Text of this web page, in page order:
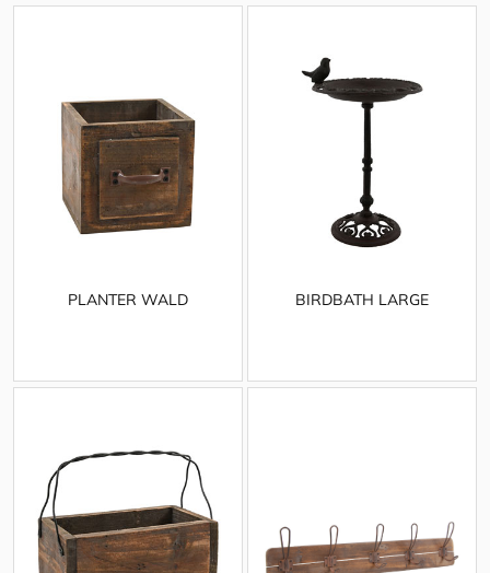
PLANTER WALD BIRDBATH LARGE